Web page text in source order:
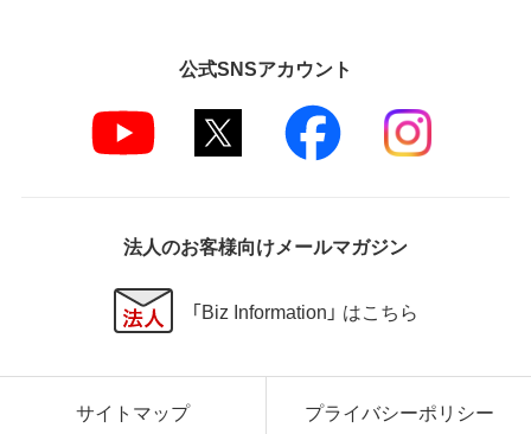
公式SNSアカウント
法人のお客様向けメールマガジン
「Biz Information」 はこちら
サイトマップ プライバシーポリシー